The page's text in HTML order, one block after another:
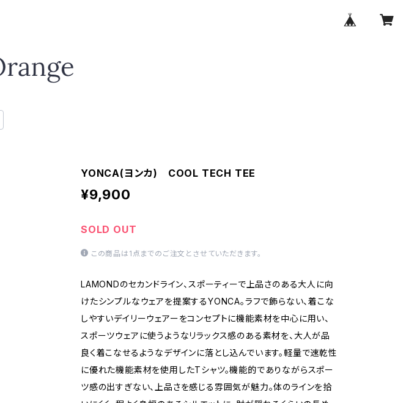
YONCA(ヨンカ) COOL TECH TEE
¥9,900
SOLD OUT
この商品は1点までのご注文とさせていただきます。
LAMONDのセカンドライン、スポーティーで上品さのある大人に向
けたシンプルなウェアを提案するYONCA。ラフで飾らない、着こな
しやすいデイリーウェアーをコンセプトに機能素材を中心に用い、
スポーツウェアに使うようなリラックス感のある素材を、大人が品
良く着こなせるようなデザインに落とし込んでいます。軽量で速乾性
に優れた機能素材を使用したTシャツ。機能的でありながらスポー
ツ感の出すぎない、上品さを感じる雰囲気が魅力。体のラインを拾